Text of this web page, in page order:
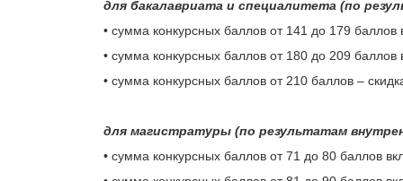
для бакалавриата и специалитета (по
• сумма конкурсных баллов от 141 до 179 баллов
• сумма конкурсных баллов от 180 до 209 баллов
• сумма конкурсных баллов от 210 баллов –
для магистратуры (по результатам
• сумма конкурсных баллов от 71 до 80 баллов